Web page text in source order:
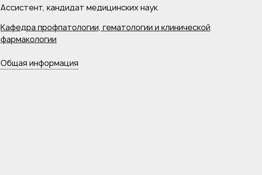
Ассистент, кандидат медицинских наук
Кафедра профпатологии, гематологии и клинической
фармакологии
Общая информация